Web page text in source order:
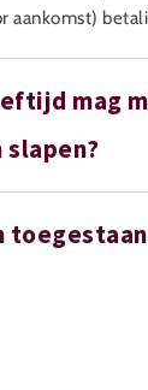
aankomst)
mag
slapen?